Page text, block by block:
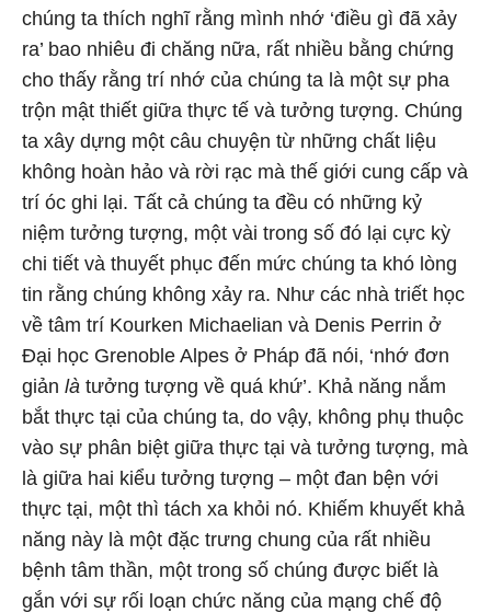
chúng ta thích nghĩ rằng mình nhớ ‘điều gì đã xảy
ra’ bao nhiêu đi chăng nữa, rất nhiều bằng chứng
cho thấy rằng trí nhớ của chúng ta là một sự pha
trộn mật thiết giữa thực tế và tưởng tượng. Chúng
ta xây dựng một câu chuyện từ những chất liệu
không hoàn hảo và rời rạc mà thế giới cung cấp và
trí óc ghi lại. Tất cả chúng ta đều có những kỷ
niệm tưởng tượng, một vài trong số đó lại cực kỳ
chi tiết và thuyết phục đến mức chúng ta khó lòng
tin rằng chúng không xảy ra. Như các nhà triết học
về tâm trí Kourken Michaelian và Denis Perrin ở
Đại học Grenoble Alpes ở Pháp đã nói, ‘nhớ đơn
giản là tưởng tượng về quá khứ’. Khả năng nắm
bắt thực tại của chúng ta, do vậy, không phụ thuộc
vào sự phân biệt giữa thực tại và tưởng tượng, mà
là giữa hai kiểu tưởng tượng – một đan bện với
thực tại, một thì tách xa khỏi nó. Khiếm khuyết khả
năng này là một đặc trưng chung của rất nhiều
bệnh tâm thần, một trong số chúng được biết là
gắn với sự rối loạn chức năng của mạng chế độ